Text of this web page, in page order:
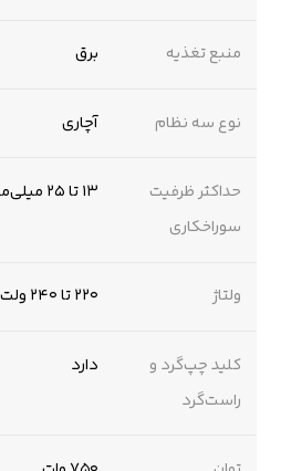
منبع تغذیه برق
نوع سه نظام آچاری
حداکثر ظرفیت
سوراخکاری
۱۳ تا ۲۵ میلی‌متر
ولتاژ ۲۲۰ تا ۲۴۰ ولت
کلید چپ‌گرد و
راست‌گرد
دارد